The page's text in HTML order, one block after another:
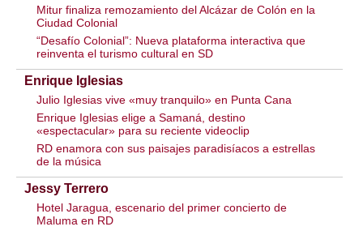
Mitur finaliza remozamiento del Alcázar de Colón en la
Ciudad Colonial
“Desafío Colonial”: Nueva plataforma interactiva que
reinventa el turismo cultural en SD
Enrique Iglesias
Julio Iglesias vive «muy tranquilo» en Punta Cana
Enrique Iglesias elige a Samaná, destino
«espectacular» para su reciente videoclip
RD enamora con sus paisajes paradisíacos a estrellas
de la música
Jessy Terrero
Hotel Jaragua, escenario del primer concierto de
Maluma en RD